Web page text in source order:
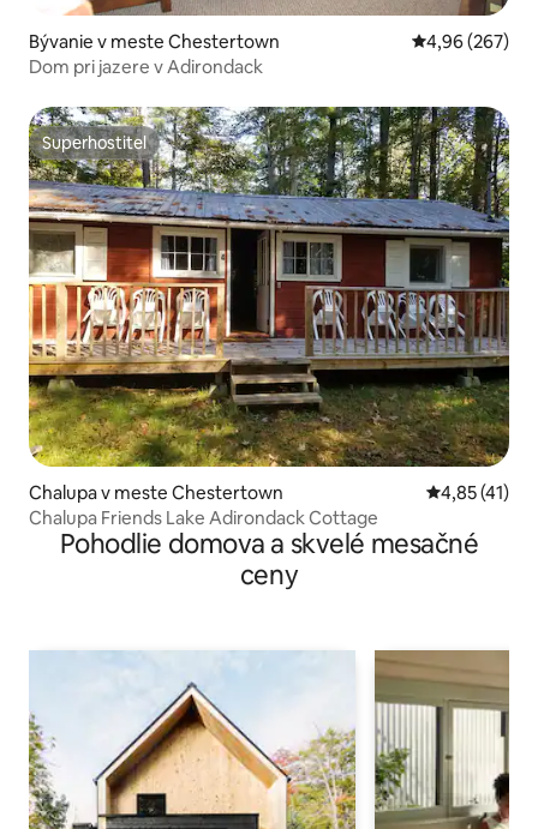
Bývanie v meste Chestertown Priemerné
4,96 (267)
Dom pri jazere v Adirondack
Superhostiteľ
Superhostiteľ
Chalupa v meste Chestertown Priemerné
4,85 (41)
Chalupa Friends Lake Adirondack Cottage
Pohodlie domova a skvelé mesačné
ceny